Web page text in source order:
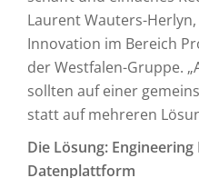
Laurent Wauters-
Innovation im Bereich
der Westfalen-Gruppe.
sollten auf einer
statt auf mehreren
Die Lösung:
Datenplattform